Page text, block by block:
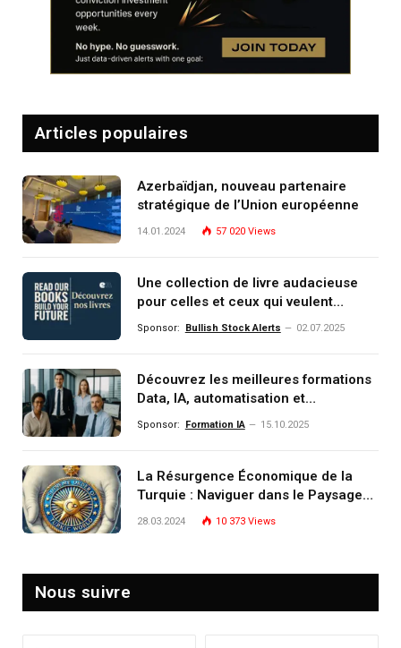
Articles populaires
Azerbaïdjan, nouveau partenaire
stratégique de l’Union européenne
14.01.2024 57 020 Views
Une collection de livre audacieuse
pour celles et ceux qui veulent
comprendre, investir et dominer le
Sponsor: Bullish Stock Alerts 02.07.2025
Découvrez les meilleures formations
Data, IA, automatisation et
investissement (gestion de
Sponsor: Formation IA 15.10.2025
La Résurgence Économique de la
Turquie : Naviguer dans le Paysage
Post-Crise
28.03.2024 10 373 Views
Nous suivre